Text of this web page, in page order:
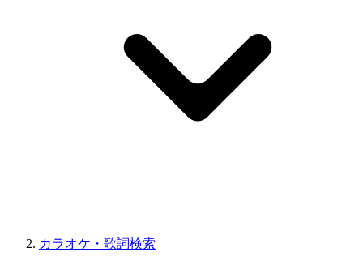
カラオケ・歌詞検索